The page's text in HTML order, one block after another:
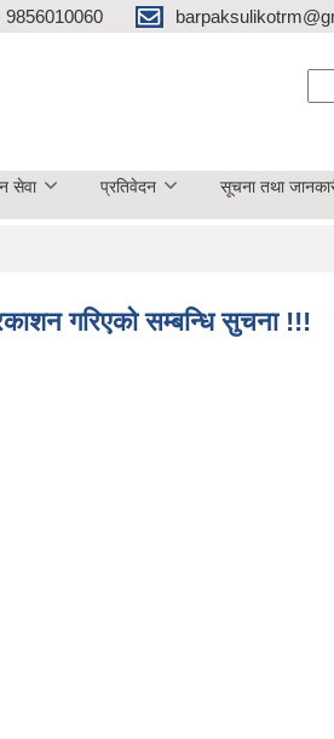
9856010060
सेवा प्रतिवेदन सूचना तथा
गरिएको सम्बन्धि सुचना !!!